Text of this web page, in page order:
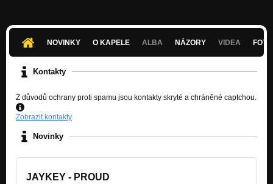
NOVINKY O KAPELE ALBA NÁZORY VIDEA
Kontakty
Z důvodů ochrany proti spamu jsou kontakty skryté a chráněné captchou.
Zobrazit kontakty
Novinky
JAYKEY - PROUD